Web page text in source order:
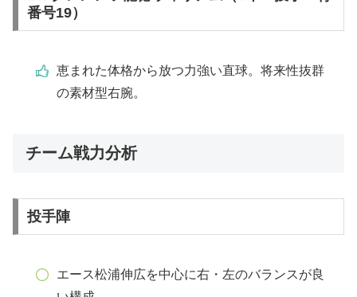
番号19）
恵まれた体格から放つ力強い直球。将来性抜群
の素材型右腕。
チーム戦力分析
投手陣
エース松浦伸広を中心に右・左のバランスが良